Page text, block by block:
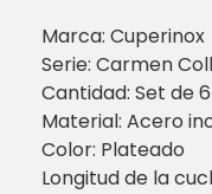
Marca: Cuperinox
Serie: Carmen
Cantidad: Set de
Material: Acero
Color: Plateado
Longitud de la